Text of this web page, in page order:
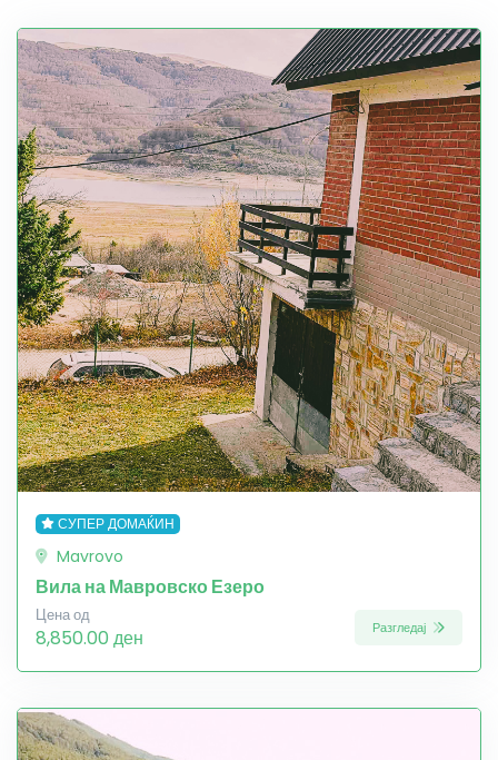
СУПЕР ДОМАЌИН
Mavrovo
Вила на Мавровско Езеро
Цена од
8,850.00 ден Разгледај